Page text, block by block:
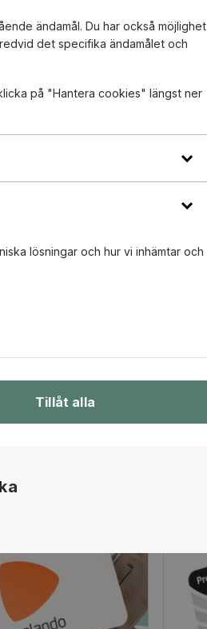
ändamål. Du har också möjlighet
det specifika ändamålet och
på "Hantera cookies" längst ner
lösningar och hur vi inhämtar och
Tillåt alla